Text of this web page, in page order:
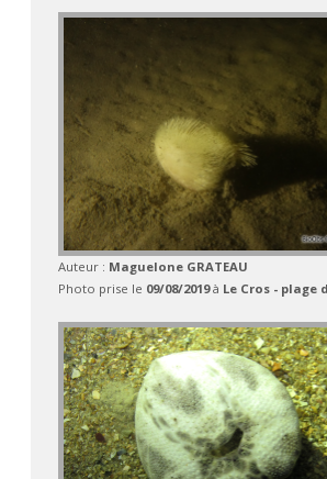
Auteur : Maguelone GRATEAU
Photo prise le 09/08/2019à Le Cros - plage